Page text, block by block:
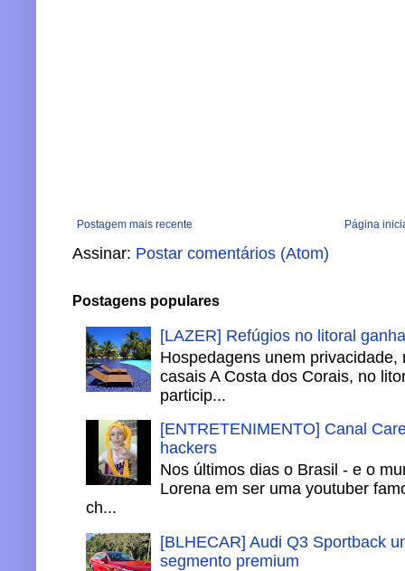
Postagem mais recente Página
Assinar: Postar comentários (Atom)
Postagens populares
[LAZER] Refúgios no litoral
Hospedagens unem
casais A Costa dos Corais, no
particip...
[ENTRETENIMENTO] Canal
hackers
Nos últimos dias o Brasil - e o
Lorena em ser uma youtuber
ch...
[BLHECAR] Audi Q3 Sportback
segmento premium